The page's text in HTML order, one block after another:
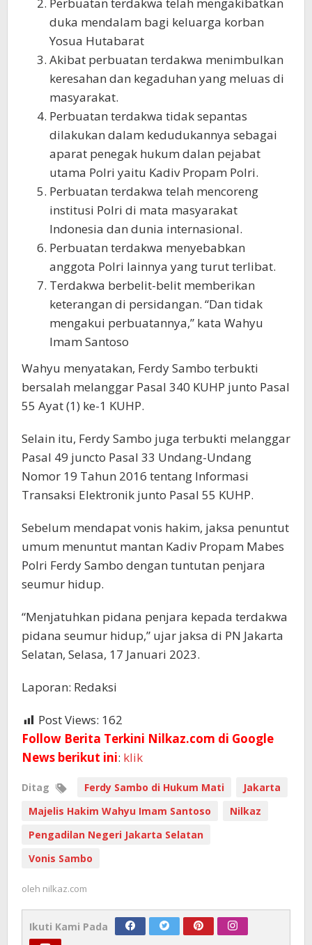
duka mendalam bagi keluarga korban
Yosua Hutabarat
Akibat perbuatan terdakwa menimbulkan
keresahan dan kegaduhan yang meluas di
masyarakat.
Perbuatan terdakwa tidak sepantas
dilakukan dalam kedudukannya sebagai
aparat penegak hukum dalan pejabat
utama Polri yaitu Kadiv Propam Polri.
Perbuatan terdakwa telah mencoreng
institusi Polri di mata masyarakat
Indonesia dan dunia internasional.
Perbuatan terdakwa menyebabkan
anggota Polri lainnya yang turut terlibat.
Terdakwa berbelit-belit memberikan
keterangan di persidangan. “Dan tidak
mengakui perbuatannya,” kata Wahyu
Imam Santoso
Wahyu menyatakan, Ferdy Sambo terbukti
bersalah melanggar Pasal 340 KUHP junto Pasal
55 Ayat (1) ke-1 KUHP.
Selain itu, Ferdy Sambo juga terbukti melanggar
Pasal 49 juncto Pasal 33 Undang-Undang
Nomor 19 Tahun 2016 tentang Informasi
Transaksi Elektronik junto Pasal 55 KUHP.
Sebelum mendapat vonis hakim, jaksa penuntut
umum menuntut mantan Kadiv Propam Mabes
Polri Ferdy Sambo dengan tuntutan penjara
seumur hidup.
“Menjatuhkan pidana penjara kepada terdakwa
pidana seumur hidup,” ujar jaksa di PN Jakarta
Selatan, Selasa, 17 Januari 2023.
Laporan: Redaksi
Post Views: 162
Follow Berita Terkini Nilkaz.com di Google
News berikut ini: klik
Ditag Ferdy Sambo di Hukum Mati
Jakarta
Majelis Hakim Wahyu Imam Santoso
Nilkaz
Pengadilan Negeri Jakarta Selatan
Vonis Sambo
oleh nilkaz.com
Ikuti Kami Pada